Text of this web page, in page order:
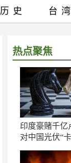
热点聚焦
印度豪赌千亿
对中国光伏“卡
历史 台湾